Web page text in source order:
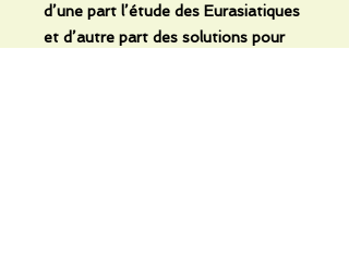
d’une part l’étude des Eurasiatiques
et d’autre part des solutions pour